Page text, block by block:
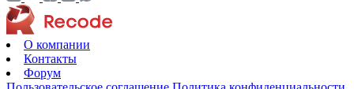
О компании
Контакты
Форум